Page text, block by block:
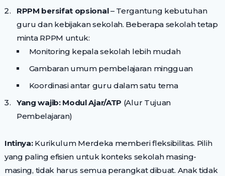
RPPM bersifat opsional– Tergantung kebutuhan
guru dan kebijakan sekolah. Beberapa sekolah tetap
minta RPPM untuk:
Monitoring kepala sekolah lebih mudah
Gambaran umum pembelajaran mingguan
Koordinasi antar guru dalam satu tema
Yang wajib: Modul Ajar/ATP (Alur Tujuan
Pembelajaran)
Intinya:Kurikulum Merdeka memberi fleksibilitas. Pilih
yang paling efisien untuk konteks sekolah masing-
masing, tidak harus semua perangkat dibuat. Anak tidak